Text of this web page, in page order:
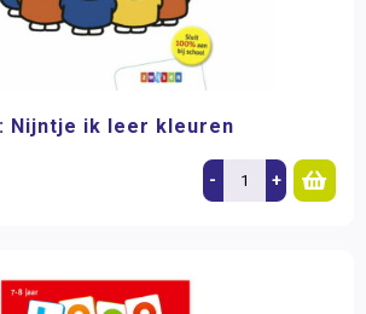
Nijntje ik leer kleuren
- +